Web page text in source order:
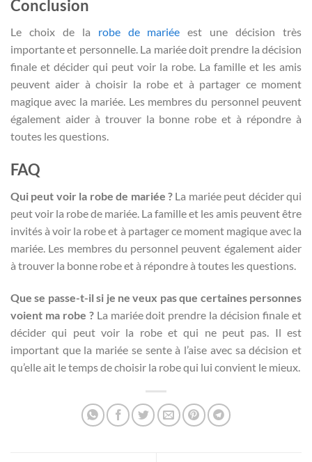
Conclusion
Le choix de la robe de mariée est une décision très
importante et personnelle. La mariée doit prendre la décision
finale et décider qui peut voir la robe. La famille et les amis
peuvent aider à choisir la robe et à partager ce moment
magique avec la mariée. Les membres du personnel peuvent
également aider à trouver la bonne robe et à répondre à
toutes les questions.
FAQ
Qui peut voir la robe de mariée ?La mariée peut décider qui
peut voir la robe de mariée. La famille et les amis peuvent être
invités à voir la robe et à partager ce moment magique avec la
mariée. Les membres du personnel peuvent également aider
à trouver la bonne robe et à répondre à toutes les questions.
Que se passe-t-il si je ne veux pas que certaines personnes
voient ma robe ?La mariée doit prendre la décision finale et
décider qui peut voir la robe et qui ne peut pas. Il est
important que la mariée se sente à l’aise avec sa décision et
qu’elle ait le temps de choisir la robe qui lui convient le mieux.